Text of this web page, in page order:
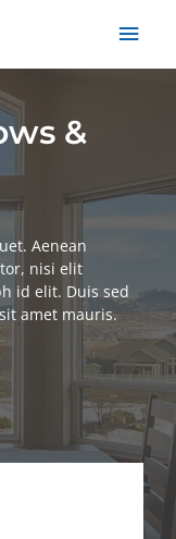
&
Aenean
nisi elit
id elit. Duis sed
amet mauris.